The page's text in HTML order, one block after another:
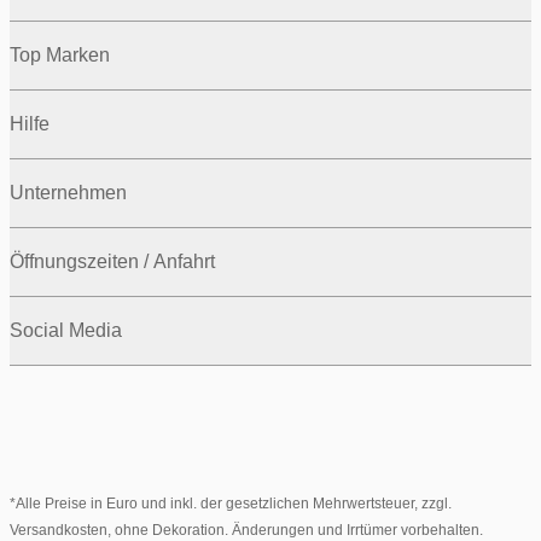
Top Marken
Hilfe
Unternehmen
Öffnungszeiten / Anfahrt
Social Media
*Alle Preise in Euro und inkl. der gesetzlichen Mehrwertsteuer, zzgl.
Versandkosten, ohne Dekoration. Änderungen und Irrtümer vorbehalten.